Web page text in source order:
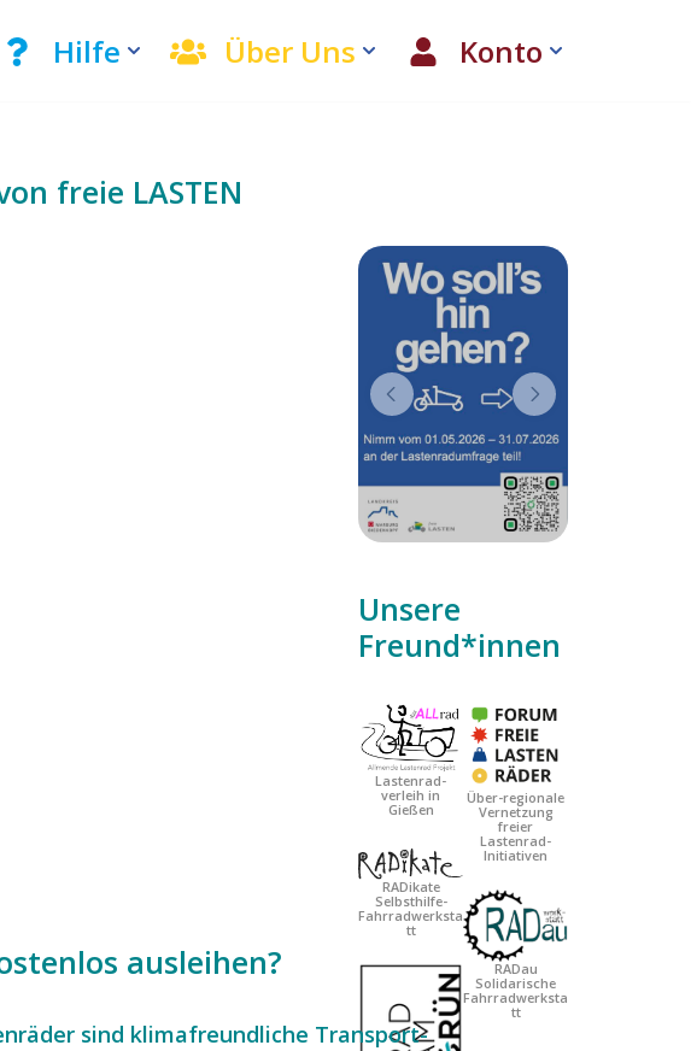
Hilfe Über Uns Konto
ausleihen?
sind klimafreundliche Transport-
freie LASTEN
Date
Unsere
Freund*innen
Lastenrad-
verleih in
Gießen
RADikate
Selbsthilfe-
Fahrradwerksta
tt
Über-regionale
Vernetzung
freier
Lastenrad-
Initiativen
RADau
Solidarische
Fahrradwerksta
tt